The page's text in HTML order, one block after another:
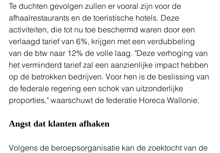
Te duchten gevolgen zullen er vooral zijn voor de
afhaalrestaurants en de toeristische hotels. Deze
activiteiten, die tot nu toe beschermd waren door een
verlaagd tarief van 6%, krijgen met een verdubbeling
van de btw naar 12% de volle laag. "Deze verhoging van
het verminderd tarief zal een aanzienlijke impact hebben
op de betrokken bedrijven. Voor hen is de beslissing van
de federale regering een schok van uitzonderlijke
proporties," waarschuwt de federatie Horeca Wallonie.
Angst dat klanten afhaken
Volgens de beroepsorganisatie kan de zoektocht van de